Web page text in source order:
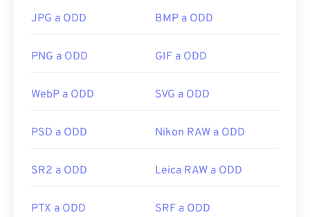
JPG a ODD BMP a ODD
PNG a ODD GIF a ODD
WebP a ODD SVG a ODD
PSD a ODD Nikon RAW a ODD
SR2 a ODD Leica RAW a ODD
PTX a ODD SRF a ODD